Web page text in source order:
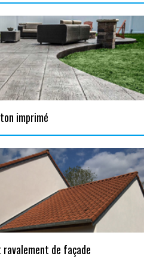
imprimé
de façade